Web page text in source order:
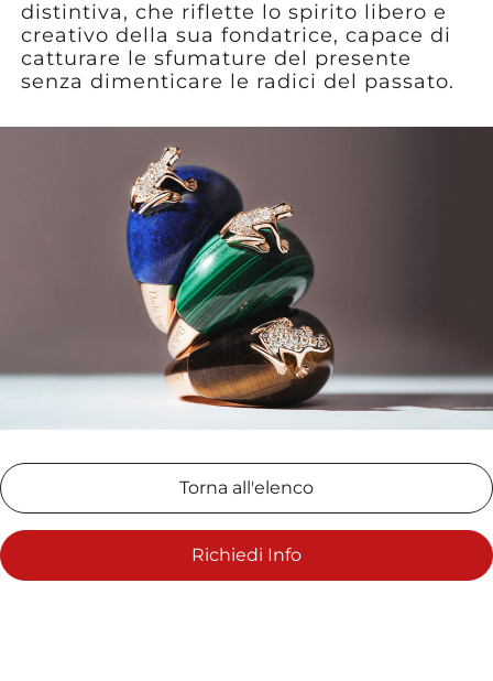
distintiva, che riflette lo spirito libero e
creativo della sua fondatrice, capace di
catturare le sfumature del presente
senza dimenticare le radici del passato.
Torna all'elenco
Richiedi Info